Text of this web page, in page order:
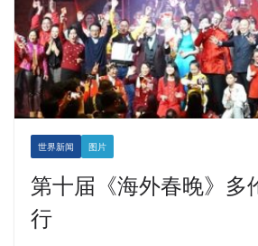
世界新闻 图片
第十届《海外春晚》多
行